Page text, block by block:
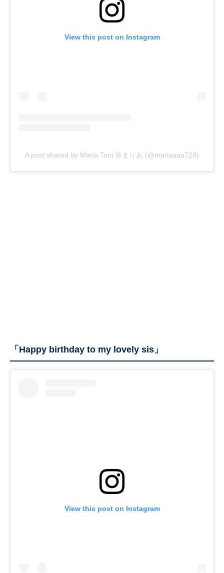
View this post on Instagram
A post shared by Maria.Tani 谷まりあ (@mariaaaa728)
「Happy birthday to my lovely sis」
View this post on Instagram